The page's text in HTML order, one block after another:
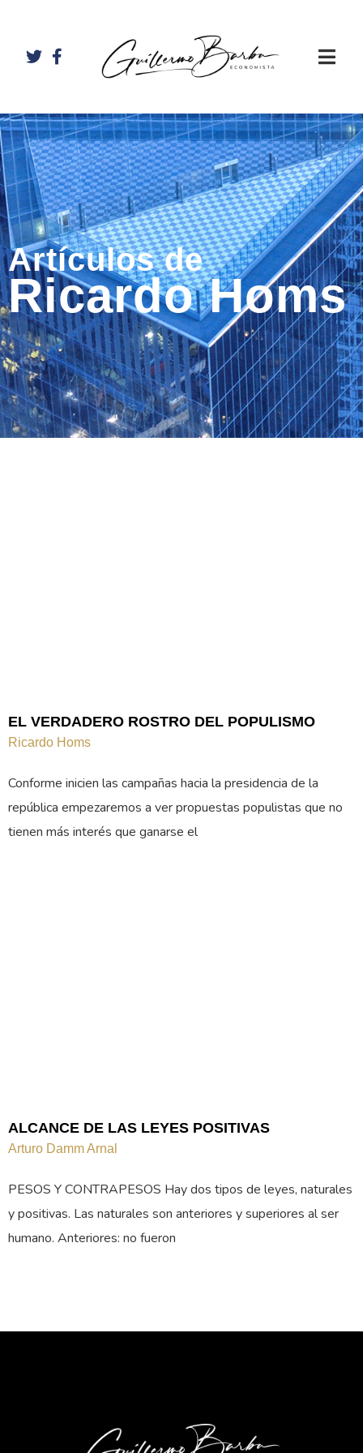
Artículos de
Ricardo Homs
EL VERDADERO ROSTRO DEL POPULISMO
Ricardo Homs
Conforme inicien las campañas hacia la presidencia de la
república empezaremos a ver propuestas populistas que no
tienen más interés que ganarse el
ALCANCE DE LAS LEYES POSITIVAS
Arturo Damm Arnal
PESOS Y CONTRAPESOS Hay dos tipos de leyes, naturales
y positivas. Las naturales son anteriores y superiores al ser
humano. Anteriores: no fueron